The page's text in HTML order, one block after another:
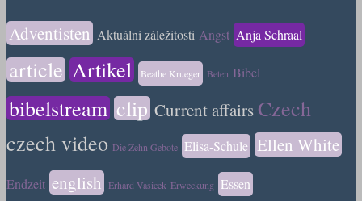
Adventisten Aktuální záležitosti Angst Anja Schraal
article Artikel Beathe Krueger Beten Bibel
bibelstream clip Current affairs Czech
czech video Die Zehn Gebote Elisa-Schule Ellen White
Endzeit english Erhard Vasicek Erweckung Essen